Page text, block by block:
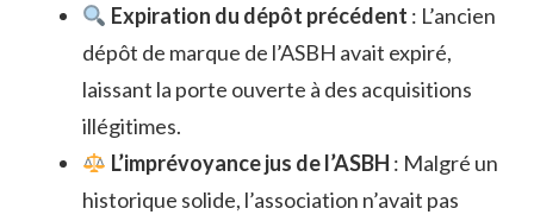
Expiration du dépôt précédent : L’ancien
dépôt de marque de l’ASBH avait expiré,
laissant la porte ouverte à des acquisitions
illégitimes.
L’imprévoyance jus de l’ASBH : Malgré un
historique solide, l’association n’avait pas